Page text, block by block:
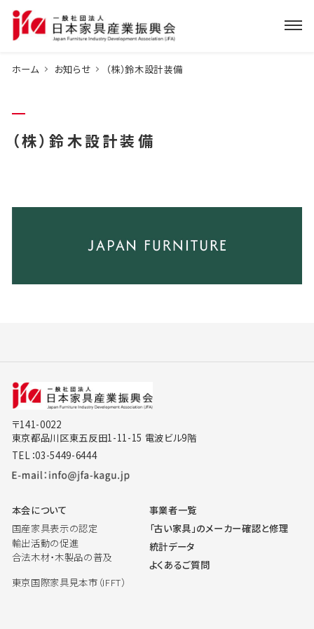
ホーム お知らせ （株）鈴木設計装備
（株）鈴木設計装備
〒141-0022
東京都品川区東五反田1-11-15 電波ビル9階
TEL：03-5449-6444
本会について
国産家具表示の認定
輸出活動の促進
合法木材・木製品の普及
東京国際家具見本市（IFFT）
事業者一覧
「古い家具」のメーカー確認と修理
統計データ
よくあるご質問